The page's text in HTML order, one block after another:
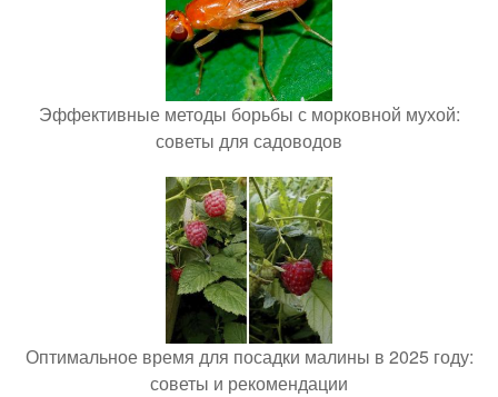
Эффективные методы борьбы с морковной мухой:
советы для садоводов
Оптимальное время для посадки малины в 2025 году:
советы и рекомендации